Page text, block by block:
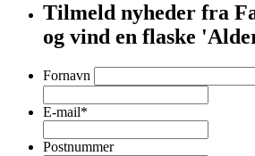
Tilmeld nyheder fra
og vind en flaske
*
Fornavn
E-mail*
Postnummer